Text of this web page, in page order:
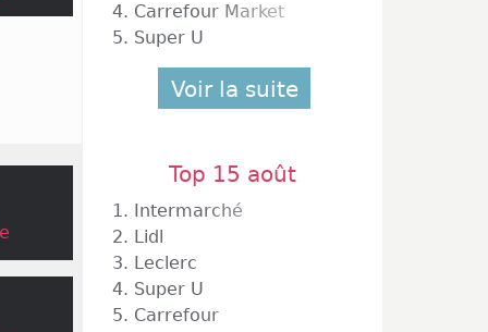
4. Carrefour Market
5. Super U
Voir la suite
Top 15 août
1. Intermarché
2. Lidl
3. Leclerc
4. Super U
5. Carrefour